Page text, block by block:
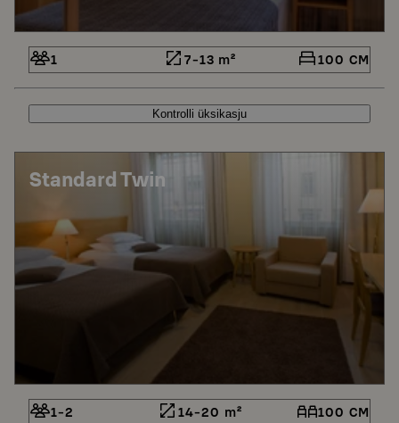
1 7-13 m² 100 CM
Kontrolli üksikasju
Standard Twin
1-2 14-20 m² 100 CM